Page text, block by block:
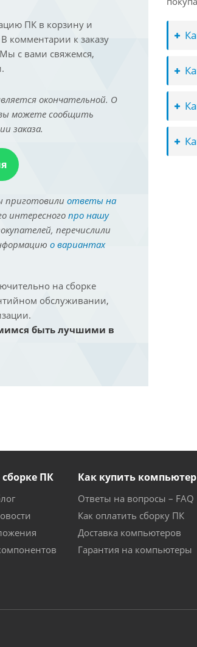
ПК в корзину и
комментарии к заказу
с вами свяжемся,
окончательной. О
можете сообщить
заказа.
приготовили ответы на
интересного про нашу
перечислили
о вариантах
на сборке
обслуживании,
быть лучшими в
ПК Как купить компьютер
Ответы на вопросы – FAQ
Как оплатить сборку ПК
Доставка компьютеров
Гарантия на компьютеры